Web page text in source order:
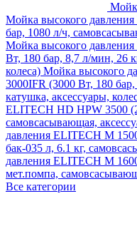
Мойка высокого
бар, 1080 л/ч,
Мойка высокого
Вт, 180 бар, 8,7 л/мин, 26
колеса) Мойка высокого
3000IFR (3000 Вт, 180
катушка, аксессуары,
ELITECH HD HPW 3500
самовсасывающая,
давления ELITECH M
бак-035 л, 6.1 кг,
давления ELITECH М
мет.помпа,
Все категории